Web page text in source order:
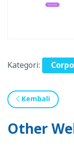
Kategori:
Kembali
Other